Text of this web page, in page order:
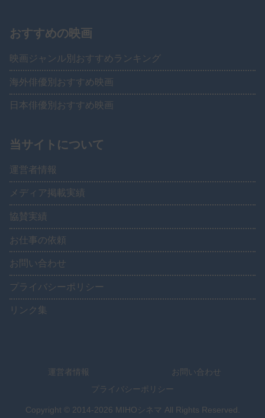
おすすめの映画
映画ジャンル別おすすめランキング
海外俳優別おすすめ映画
日本俳優別おすすめ映画
当サイトについて
運営者情報
メディア掲載実績
協賛実績
お仕事の依頼
お問い合わせ
プライバシーポリシー
リンク集
運営者情報
お問い合わせ
プライバシーポリシー
Copyright © 2014-2026 MIHOシネマ All Rights Reserved.